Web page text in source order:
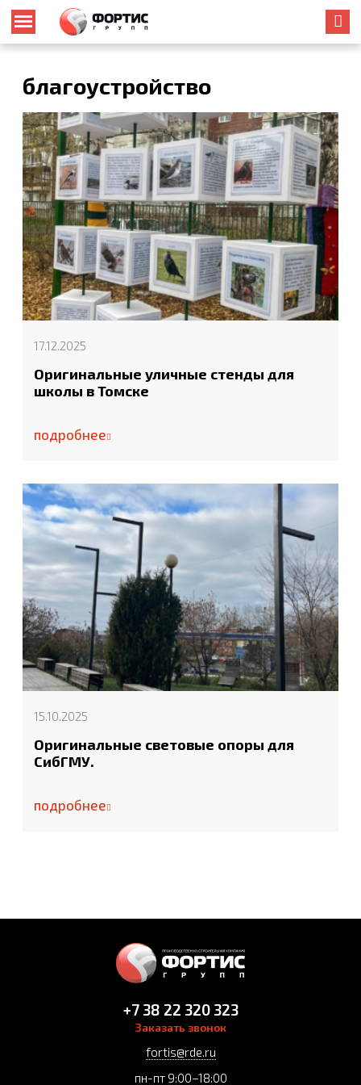
благоустройство
17.12.2025
Оригинальные уличные стенды для
школы в Томске
подробнее
15.10.2025
Оригинальные световые опоры для
СибГМУ.
подробнее
+7 38 22 320 323
Заказать звонок
fortis@rde.ru
пн-пт 9:00–18:00